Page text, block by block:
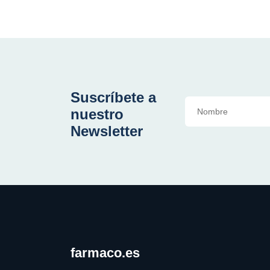
Suscríbete a
nuestro
Newsletter
farmaco.es